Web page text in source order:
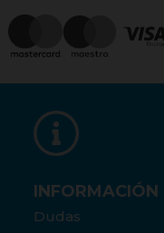
INFORMACIÓN
Dudas